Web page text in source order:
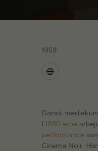
1959
Dansk
I 1980’erne
performance
Cinema Noir.